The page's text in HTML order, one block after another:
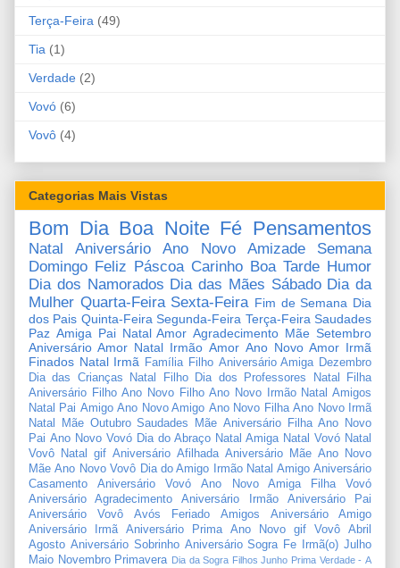
Terça-Feira (49)
Tia (1)
Verdade (2)
Vovó (6)
Vovô (4)
Categorias Mais Vistas
Bom Dia Boa Noite Fé Pensamentos
Natal Aniversário Ano Novo Amizade
Semana
Domingo Feliz Páscoa Carinho Boa Tarde Humor
Dia dos Namorados Dia das Mães Sábado Dia da
Mulher Quarta-Feira Sexta-Feira Fim de Semana Dia
dos Pais Quinta-Feira Segunda-Feira Terça-Feira Saudades
Paz Amiga Pai Natal Amor Agradecimento Mãe Setembro
Aniversário Amor Natal Irmão Amor Ano Novo Amor Irmã
Finados Natal Irmã Família Filho Aniversário Amiga Dezembro
Dia das Crianças
Natal Filho Dia dos Professores
Natal Filha
Aniversário Filho Ano Novo Filho Ano Novo Irmão Natal Amigos
Natal Pai Amigo Ano Novo Amigo Ano Novo Filha Ano Novo Irmã
Natal Mãe Outubro Saudades Mãe Aniversário Filha Ano Novo
Pai Ano Novo Vovó Dia do Abraço Natal Amiga Natal Vovó Natal
Vovô
Natal gif Aniversário Afilhada Aniversário Mãe Ano Novo
Mãe Ano Novo Vovô Dia do Amigo Irmão Natal Amigo Aniversário
Casamento
Aniversário Vovó Ano Novo Amiga Filha
Vovó
Aniversário Agradecimento
Aniversário Irmão
Aniversário Pai
Aniversário Vovô
Avós Feriado Amigos
Aniversário Amigo
Aniversário Irmã
Aniversário Prima Ano Novo gif Vovô
Abril
Agosto Aniversário Sobrinho Aniversário Sogra Fe Irmã(o) Julho
Maio Novembro Primavera Dia da Sogra Filhos Junho Prima Verdade - A